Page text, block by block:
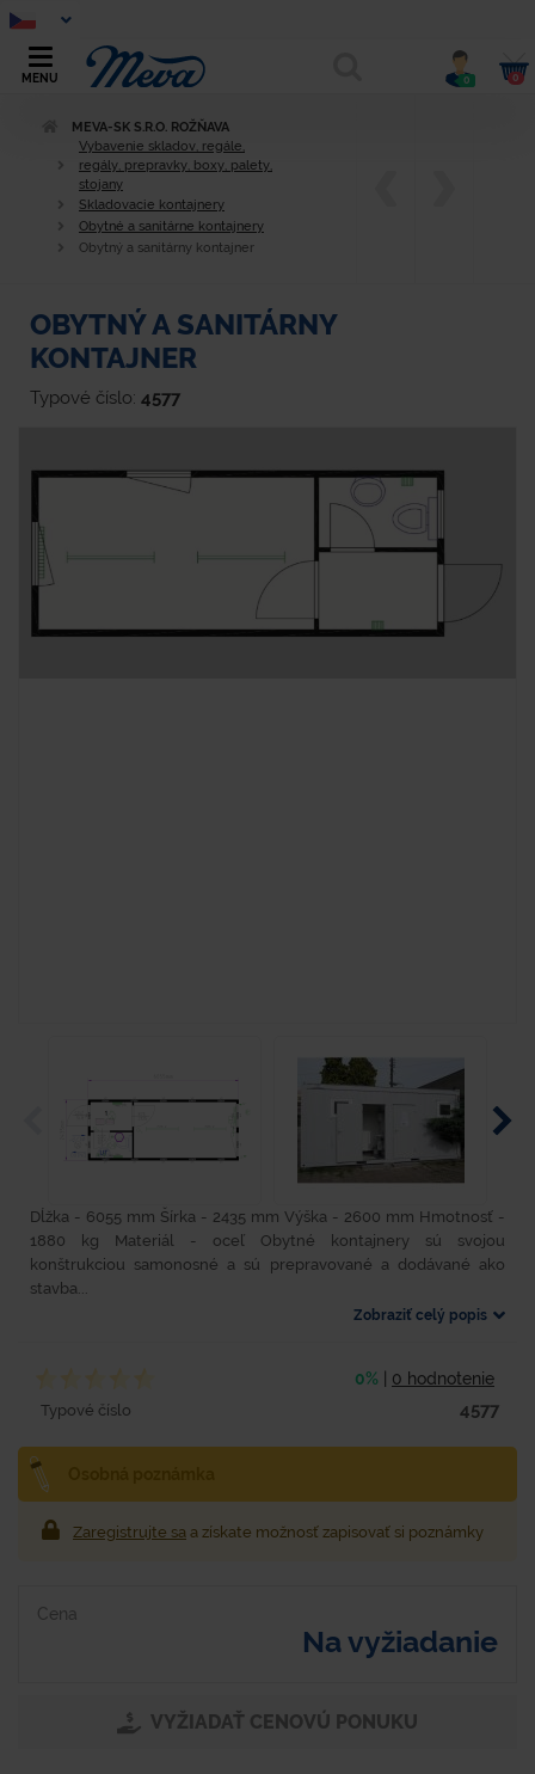
MENU 0 0
MEVA-SK S.R.O. ROŽŇAVA
Vybavenie skladov, regále,
regály, prepravky, boxy, palety,
stojany
Skladovacie kontajnery
Obytné a sanitárne kontajnery
Obytný a sanitárny kontajner
OBYTNÝ A SANITÁRNY
KONTAJNER
Typové číslo: 4577
Dĺžka - 6055 mm Šírka - 2435 mm Výška - 2600 mm Hmotnosť -
1880 kg Materiál - oceľ Obytné kontajnery sú svojou
konštrukciou samonosné a sú prepravované a dodávané ako
stavba...
Zobraziť celý popis
0% 0 hodnotenie
Typové číslo 4577
Zaregistrujte sa a získate možnosť zapisovať si poznámky
Cena
Na vyžiadanie
VYŽIADAŤ CENOVÚ PONUKU